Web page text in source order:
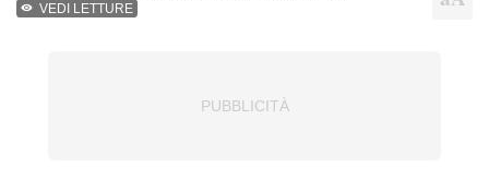
VEDI LETTURE